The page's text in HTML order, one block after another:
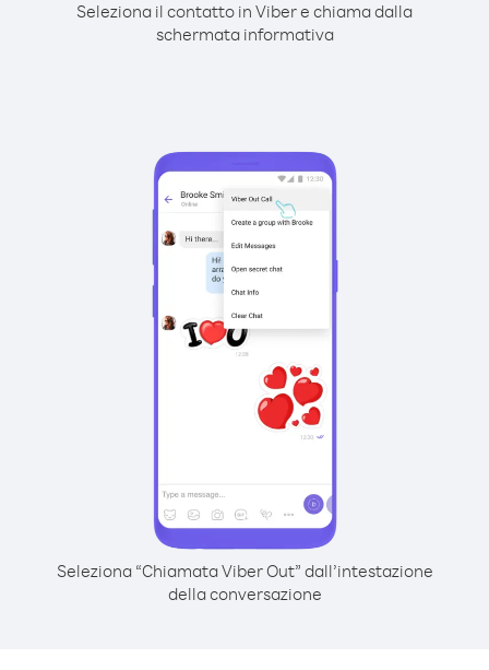
Seleziona il contatto in Viber e chiama dalla
schermata informativa
Seleziona “Chiamata Viber Out” dall’intestazione
della conversazione